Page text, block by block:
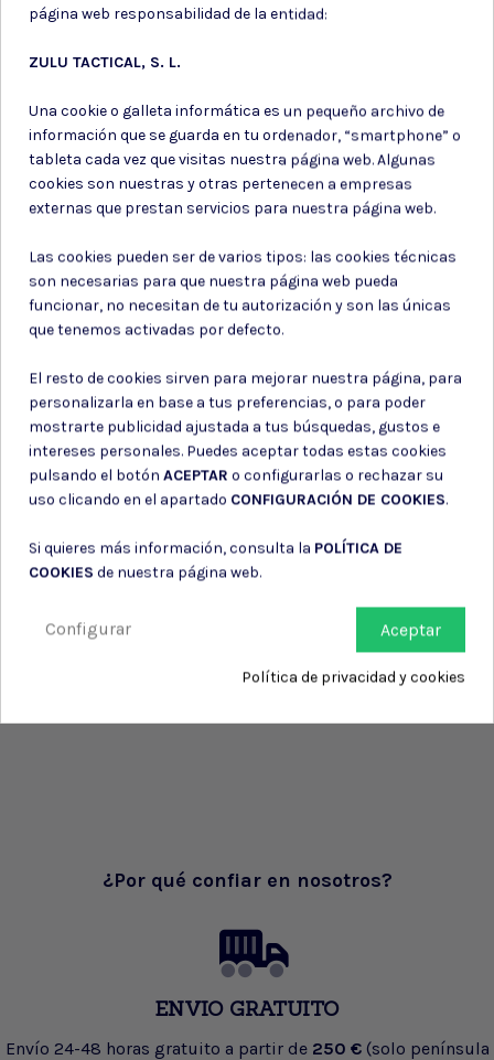
Suscríbete a nuestro boletín
información de contacto en el aviso legal.
Consiento el uso de mis datos para los fines indicados en la
Política de privacidad
Consiento el uso de mis datos personales para recibir publicidad
de su entidad.
¿Por qué confiar en nosotros?
ENVIO GRATUITO
Envío 24-48 horas gratuito a partir de 250 € (solo península
página web responsabilidad de la entidad:
ZULU TACTICAL, S. L.
Una cookie o galleta informática es un pequeño archivo de
información que se guarda en tu ordenador, “smartphone” o
tableta cada vez que visitas nuestra página web. Algunas
cookies son nuestras y otras pertenecen a empresas
externas que prestan servicios para nuestra página web.
Las cookies pueden ser de varios tipos: las cookies técnicas
son necesarias para que nuestra página web pueda
funcionar, no necesitan de tu autorización y son las únicas
que tenemos activadas por defecto.
El resto de cookies sirven para mejorar nuestra página, para
personalizarla en base a tus preferencias, o para poder
mostrarte publicidad ajustada a tus búsquedas, gustos e
intereses personales. Puedes aceptar todas estas cookies
pulsando el botón ACEPTAR o configurarlas o rechazar su
uso clicando en el apartado CONFIGURACIÓN DE COOKIES.
Si quieres más información, consulta la POLÍTICA DE
COOKIES de nuestra página web.
Aceptar
Configurar
Política de privacidad y cookies